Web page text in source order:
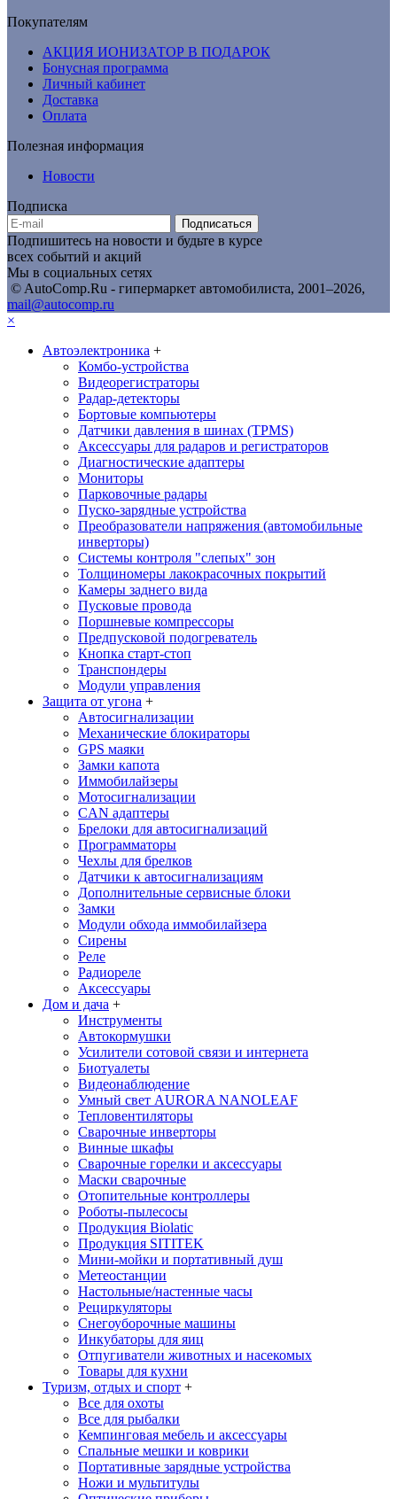
Покупателям
АКЦИЯ ИОНИЗАТОР В ПОДАРОК
Бонусная программа
Личный кабинет
Доставка
Оплата
Полезная информация
Новости
Подписка
Подписаться
Подпишитесь на новости и будьте в курсе
всех событий и акций
Мы в социальных сетях
© AutoComp.Ru - гипермаркет автомобилиста, 2001–2026,
mail@autocomp.ru
×
Автоэлектроника +
Комбо-устройства
Видеорегистраторы
Радар-детекторы
Бортовые компьютеры
Датчики давления в шинах (TPMS)
Аксессуары для радаров и регистраторов
Диагностические адаптеры
Мониторы
Парковочные радары
Пуско-зарядные устройства
Преобразователи напряжения (автомобильные
инверторы)
Системы контроля "слепых" зон
Толщиномеры лакокрасочных покрытий
Камеры заднего вида
Пусковые провода
Поршневые компрессоры
Предпусковой подогреватель
Кнопка старт-стоп
Транспондеры
Модули управления
Защита от угона +
Автосигнализации
Механические блoкираторы
GPS маяки
Замки капота
Иммобилайзеры
Мотосигнализации
CAN адаптеры
Брелоки для автосигнализаций
Программаторы
Чехлы для брелков
Датчики к автосигнализациям
Дополнительные сервисные блоки
Замки
Модули обхода иммобилайзера
Сирены
Реле
Радиореле
Аксессуары
Дом и дача +
Инструменты
Автокормушки
Усилители сотовой связи и интернета
Биотуалеты
Видеонаблюдение
Умный свет AURORA NANOLEAF
Тепловентиляторы
Сварочные инверторы
Винные шкафы
Сварочные горелки и аксессуары
Маски сварочные
Отопительные контроллеры
Роботы-пылесосы
Продукция Biolatic
Продукция SITITEK
Мини-мойки и портативный душ
Метеостанции
Настольные/настенные часы
Рециркуляторы
Снегоуборочные машины
Инкубаторы для яиц
Отпугиватели животных и насекомых
Товары для кухни
Туризм, отдых и спорт +
Все для охоты
Все для рыбалки
Кемпинговая мебель и аксессуары
Спальные мешки и коврики
Портативные зарядные устройства
Ножи и мультитулы